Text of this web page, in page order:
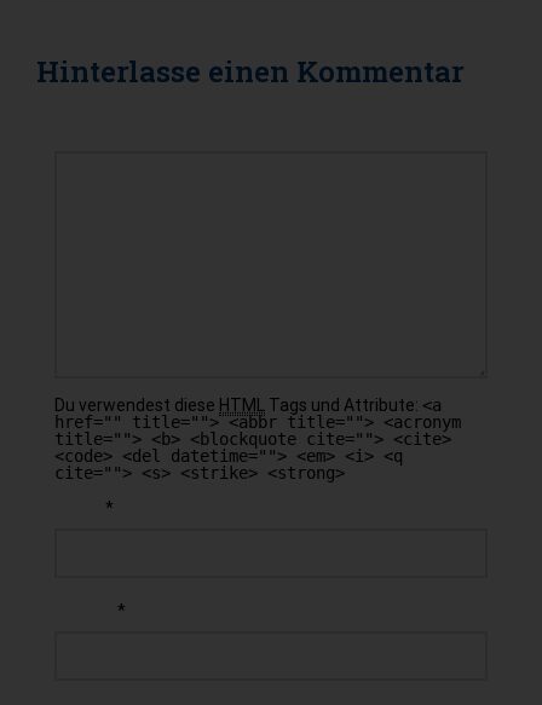
Hinterlasse einen Kommentar
Du verwendest diese HTML Tags und Attribute: <a
href="" title=""> <abbr title=""> <acronym
title=""> <b> <blockquote cite=""> <cite>
<code> <del datetime=""> <em> <i> <q
cite=""> <s> <strike> <strong>
*
*